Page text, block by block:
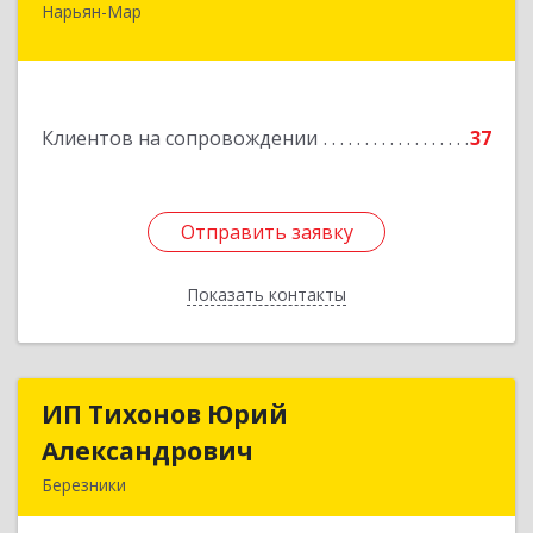
Нарьян-Мар
Клиентов на сопровождении 37
Отправить заявку
Показать контакты
Отправить заявку
Назад
ИП Тихонов Юрий
Александрович
Березники
ИП Тихонов Юрий